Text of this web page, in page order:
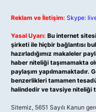
Reklam ve İletişim: Skype:
Yasal Uyarı: Bu internet
şirketi ile hiçbir bağlantısı
hazırladığımız makaleler
haber niteliği taşımamakta
paylaşım yapılmamaktadır.
benzerlikleri tamamen
halindedir ve tavsiye niteliği
Sitemiz, 5651 Sayılı Kanun